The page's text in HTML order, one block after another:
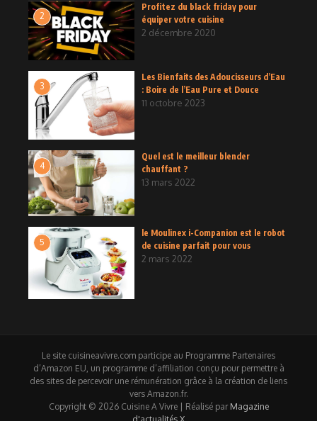
2
Profitez du black friday pour
équiper votre cuisine
2 décembre 2020
3
Les Bienfaits des Adoucisseurs d’Eau
: Boire de l’Eau Pure et Douce
11 octobre 2023
4
Quel est le meilleur blender
chauffant ?
13 mars 2022
5
le Moulinex i-Companion est le robot
de cuisine parfait pour vous
2 mars 2022
Le site cuisineavivre.com participe au Programme Partenaires
d’Amazon EU, un programme d’affiliation conçu pour permettre à
des sites de percevoir une rémunération grâce à la création de liens
vers Amazon.fr.
Copyright © 2026 Cuisine A Vivre | Réalisé par Magazine